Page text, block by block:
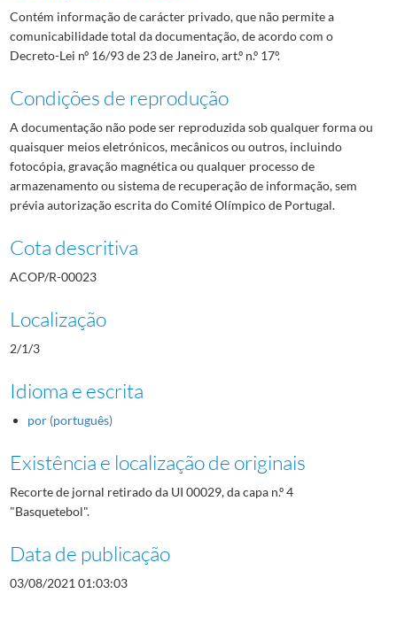
Contém informação de carácter privado, que não permite a
comunicabilidade total da documentação, de acordo com o
Decreto-Lei nº 16/93 de 23 de Janeiro, art.º n.º 17º.
Condições de reprodução
A documentação não pode ser reproduzida sob qualquer forma ou
quaisquer meios eletrónicos, mecânicos ou outros, incluindo
fotocópia, gravação magnética ou qualquer processo de
armazenamento ou sistema de recuperação de informação, sem
prévia autorização escrita do Comité Olímpico de Portugal.
Cota descritiva
ACOP/R-00023
Localização
2/1/3
Idioma e escrita
por (português)
Existência e localização de originais
Recorte de jornal retirado da UI 00029, da capa n.º 4
"Basquetebol".
Data de publicação
03/08/2021 01:03:03